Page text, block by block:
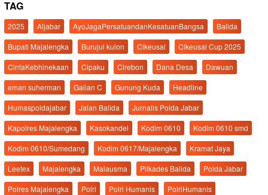
TAG
2025 Aljabar AyoJagaPersatuandanKesatuanBangsa
Balida
Bupati Majalengka
Burujul kulon Cikeusal
Cikeusal Cup 2025
CintaKebhinekaan
Cipaku Cirebon Dana Desa
Dawuan
eman suherman
Galian C Gunung Kuda
Headline
Humaspoldajabar
Jalan Balida
Jurnalis Polda Jabar
Kapolres Majalengka
Kasokandel Kodim 0610
Kodim 0610 smd
Kodim 0610/Sumedang
Kodim 0617/Majalengka
Kramat Jaya
Leetex
Majalengka Malausma Pilkades Balida
Polda Jabar
Polres Majalengka
Polri Polri Humanis
PolriHumanis